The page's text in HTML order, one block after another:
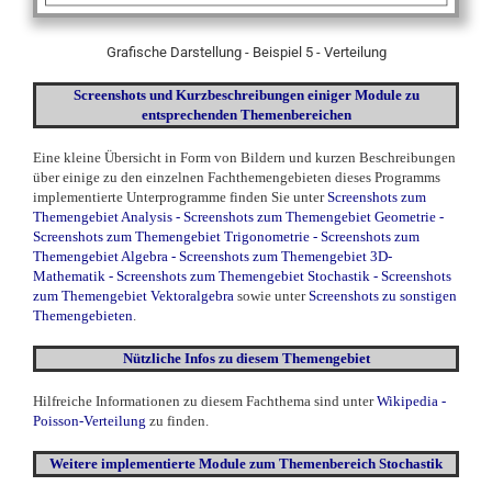
Grafische Darstellung - Beispiel 5 - Verteilung
Screenshots und Kurzbeschreibungen einiger Module zu
entsprechenden Themenbereichen
Eine kleine Übersicht in Form von Bildern und kurzen Beschreibungen
über einige zu den einzelnen Fachthemengebieten dieses Programms
implementierte Unterprogramme finden Sie unter Screenshots zum
Themengebiet Analysis - Screenshots zum Themengebiet Geometrie -
Screenshots zum Themengebiet Trigonometrie - Screenshots zum
Themengebiet Algebra - Screenshots zum Themengebiet 3D-
Mathematik - Screenshots zum Themengebiet Stochastik - Screenshots
zum Themengebiet Vektoralgebra sowie unter Screenshots zu sonstigen
Themengebieten
Nützliche Infos zu diesem Themengebiet
Hilfreiche Informationen zu diesem Fachthema sind unterWikipedia -
Poisson-Verteilung zu finden.
Weitere implementierte Module zum Themenbereich Stochastik